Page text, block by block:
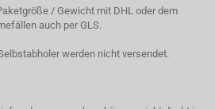
/ Gewicht mit DHL oder dem
auch per GLS.
werden nicht versendet.